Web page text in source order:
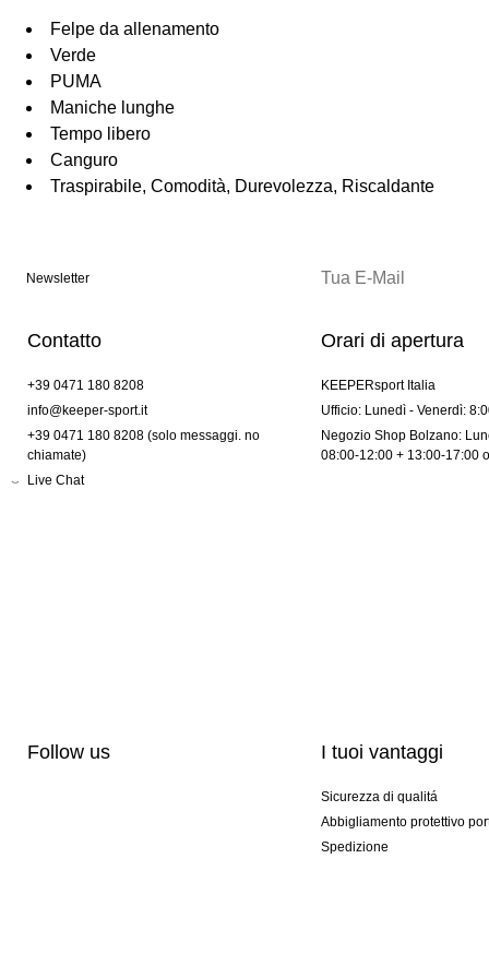
Felpe da allenamento
Verde
PUMA
Maniche lunghe
Tempo libero
Canguro
Traspirabile, Comodità, Durevolezza, Riscaldante
Newsletter
Contatto
+39 0471 180 8208
info@keeper-sport.it
+39 0471 180 8208 (solo messaggi. no
chiamate)
Live Chat
Orari di apertura
KEEPERsport Italia
Ufficio: Lunedì - Venerdì:
Negozio Shop Bolzano:
08:00-12:00 + 13:00-17:00
Follow us I tuoi vantaggi
Sicurezza di qualitá
Abbigliamento protettivo
Spedizione